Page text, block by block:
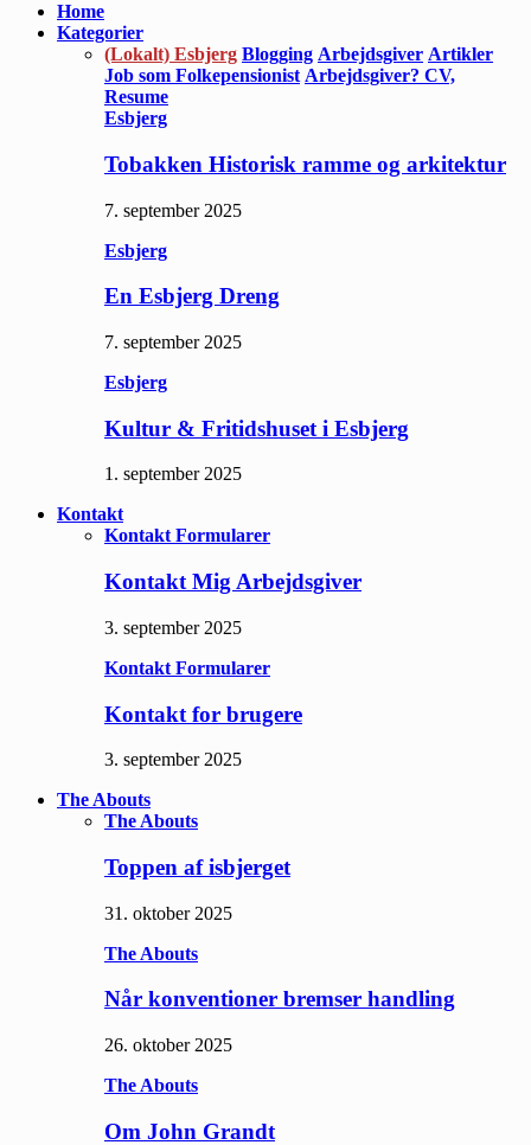
Home
Kategorier
(Lokalt) Esbjerg Blogging Arbejdsgiver Artikler
Job som Folkepensionist Arbejdsgiver? CV,
Resume
Esbjerg
Tobakken Historisk ramme og arkitektur
7. september 2025
Esbjerg
En Esbjerg Dreng
7. september 2025
Esbjerg
Kultur & Fritidshuset i Esbjerg
1. september 2025
Kontakt
Kontakt Formularer
Kontakt Mig Arbejdsgiver
3. september 2025
Kontakt Formularer
Kontakt for brugere
3. september 2025
The Abouts
The Abouts
Toppen af isbjerget
31. oktober 2025
The Abouts
Når konventioner bremser handling
26. oktober 2025
The Abouts
Om John Grandt